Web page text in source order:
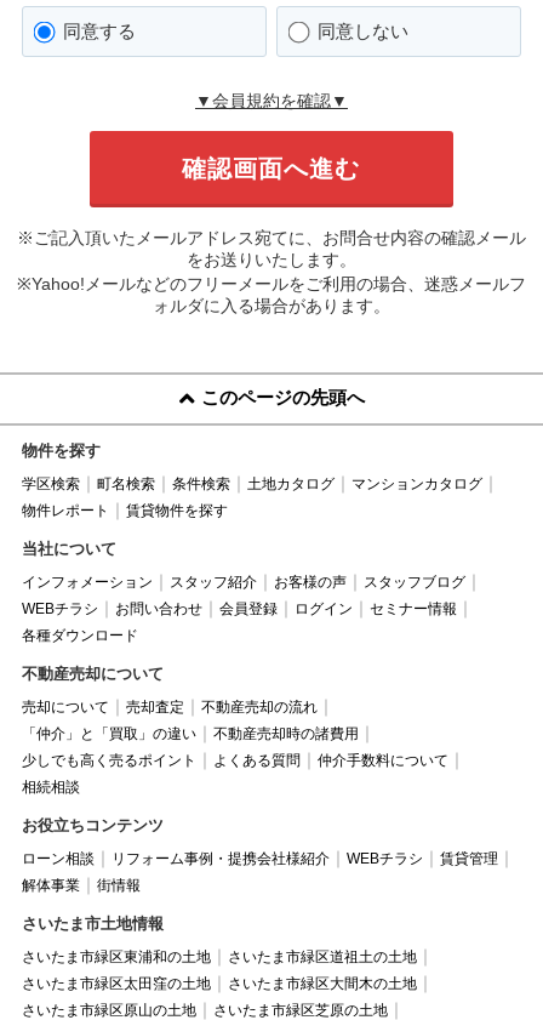
同意する 同意しない
▼会員規約を確認▼
※ご記入頂いたメールアドレス宛てに、お問合せ内容の確認メール
をお送りいたします。
※Yahoo!メールなどのフリーメールをご利用の場合、迷惑メールフ
ォルダに入る場合があります。
このページの先頭へ
物件を探す
学区検索 町名検索 条件検索 土地カタログ
マンションカタログ
物件レポート
賃貸物件を探す
当社について
インフォメーション スタッフ紹介 お客様の声
スタッフブログ
WEBチラシ
お問い合わせ 会員登録 ログイン
セミナー情報
各種ダウンロード
不動産売却について
売却について 売却査定
不動産売却の流れ
「仲介」と「買取」の違い
不動産売却時の諸費用
少しでも高く売るポイント
よくある質問
仲介手数料について
相続相談
お役立ちコンテンツ
ローン相談 リフォーム事例・提携会社様紹介 WEBチラシ
賃貸管理
解体事業
街情報
さいたま市土地情報
さいたま市緑区東浦和の土地
さいたま市緑区道祖土の土地
さいたま市緑区太田窪の土地
さいたま市緑区大間木の土地
さいたま市緑区原山の土地
さいたま市緑区芝原の土地